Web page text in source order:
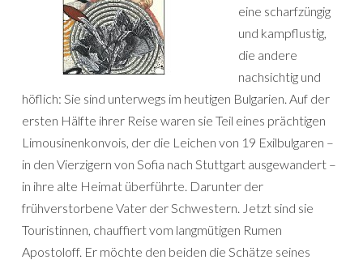
eine scharfzüngig
und kampflustig,
die andere
nachsichtig und
höflich: Sie sind unterwegs im heutigen Bulgarien. Auf der
ersten Hälfte ihrer Reise waren sie Teil eines prächtigen
Limousinenkonvois, der die Leichen von 19 Exilbulgaren –
in den Vierzigern von Sofia nach Stuttgart ausgewandert –
in ihre alte Heimat überführte. Darunter der
frühverstorbene Vater der Schwestern. Jetzt sind sie
Touristinnen, chauffiert vom langmütigen Rumen
Apostoloff. Er möchte den beiden die Schätze seines